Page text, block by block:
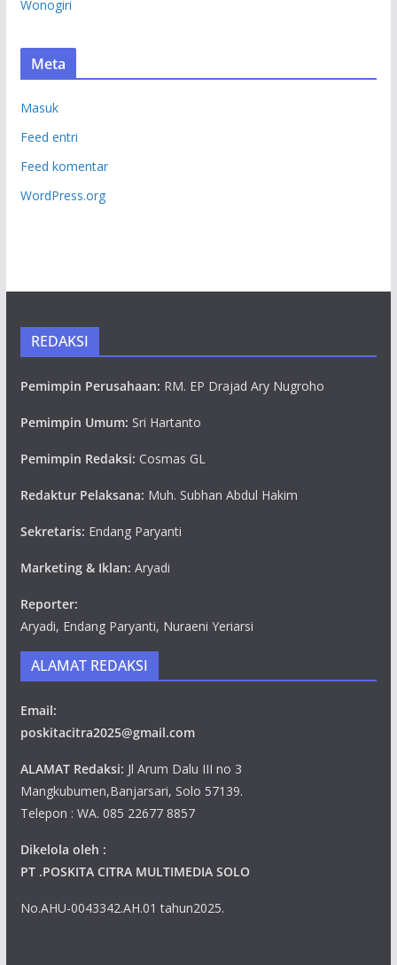
Wonogiri
Meta
Masuk
Feed entri
Feed komentar
WordPress.org
REDAKSI
Pemimpin Perusahaan: RM. EP Drajad Ary Nugroho
Pemimpin Umum: Sri Hartanto
Pemimpin Redaksi: Cosmas GL
Redaktur Pelaksana: Muh. Subhan Abdul Hakim
Sekretaris: Endang Paryanti
Marketing & Iklan: Aryadi
Reporter:
Aryadi, Endang Paryanti, Nuraeni Yeriarsi
ALAMAT REDAKSI
Email:
poskitacitra2025@gmail.com
ALAMAT Redaksi: Jl Arum Dalu III no 3
Mangkubumen,Banjarsari, Solo 57139.
Telepon : WA. 085 22677 8857
Dikelola oleh :
PT .POSKITA CITRA MULTIMEDIA SOLO
No.AHU-0043342.AH.01 tahun2025.